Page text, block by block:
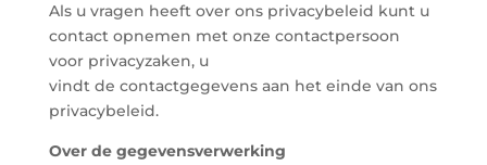
Als u vragen heeft over ons privacybeleid kunt u
contact opnemen met onze contactpersoon
voor privacyzaken, u
vindt de contactgegevens aan het einde van ons
privacybeleid.
Over de gegevensverwerking